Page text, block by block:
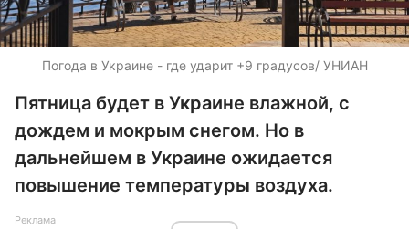
Погода в Украине - где ударит +9 градусов/ УНИАН
Пятница будет в Украине влажной, с
дождем и мокрым снегом. Но в
дальнейшем в Украине ожидается
повышение температуры воздуха.
Реклама